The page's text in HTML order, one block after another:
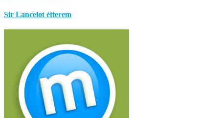
Sir Lancelot étterem